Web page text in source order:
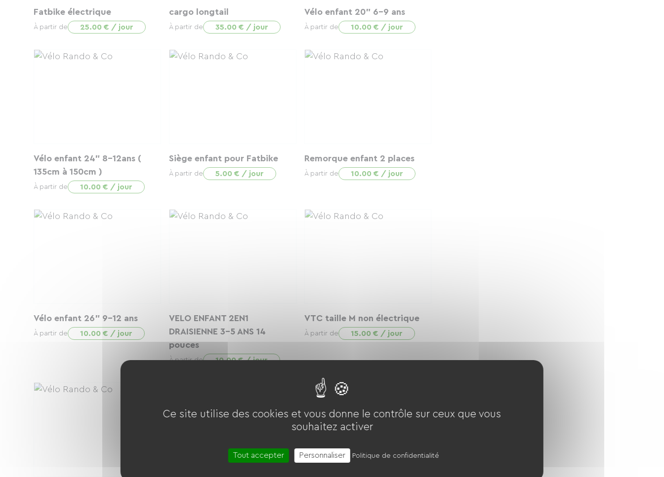
Fatbike électrique
À partir de 25.00 € / jour
cargo longtail
À partir de 35.00 € / jour
Vélo enfant 20" 6-9 ans
À partir de 10.00 € / jour
Vélo enfant 24" 8-12ans (
135cm à 150cm )
À partir de 10.00 € / jour
Siège enfant pour Fatbike
À partir de 5.00 € / jour
Remorque enfant 2 places
À partir de 10.00 € / jour
Vélo enfant 26" 9-12 ans
À partir de 10.00 € / jour
VELO ENFANT 2EN1
DRAISIENNE 3-5 ANS 14
pouces
À partir de 10.00 € / jour
VTC taille M non électrique
À partir de 15.00 € / jour
Ce site utilise des cookies et vous donne le contrôle sur ceux que vous
souhaitez activer
Tout accepter Personnaliser Politique de confidentialité